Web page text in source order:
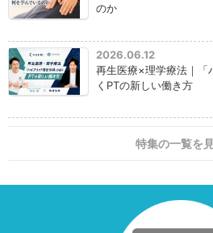
のか
2026.06.12
再生医療×理学療法｜「
くPTの新しい働き方
特集の一覧を